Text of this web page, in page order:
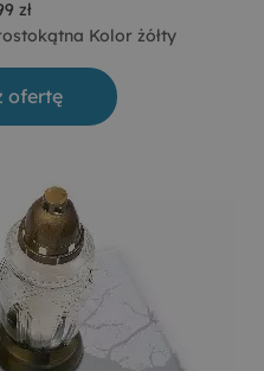
zł
Kolor żółty
ofertę